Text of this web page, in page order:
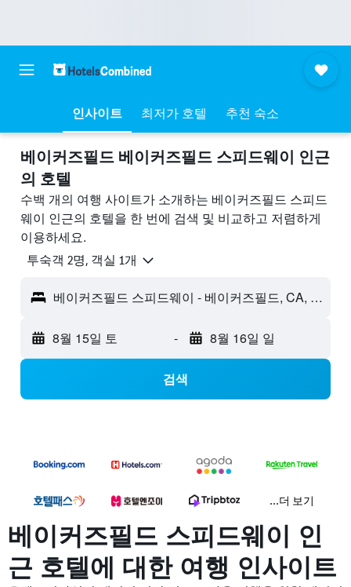
인사이트 최저가 호텔 추천 숙소
베이커즈필드 베이커즈필드 스피드웨이 ​인근
의 호텔
수백 개의 여행 사이트가 소개하는 베이커즈필드 스피드
웨이 인근의 호텔을 한 번에 검색 및 비교하고 저렴하게
이용하세요.
​투숙객 2​명, ​객실 1개
베이커즈필드 스피드웨이 - 베이커즈필드, CA, 미국
8월 15일 토 - 8월 16일 일
검색
...더 보기
베이커즈필드 스피드웨이 인
근 호텔에 대한 여행 인사이트